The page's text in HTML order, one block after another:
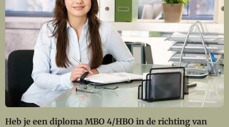
Heb je een diploma MBO 4/HBO in de richting van